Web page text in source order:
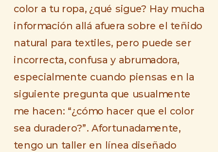
color a tu ropa, ¿qué sigue? Hay mucha
información allá afuera sobre el teñido
natural para textiles, pero puede ser
incorrecta, confusa y abrumadora,
especialmente cuando piensas en la
siguiente pregunta que usualmente
me hacen: “¿cómo hacer que el color
sea duradero?”. Afortunadamente,
tengo un taller en línea diseñado